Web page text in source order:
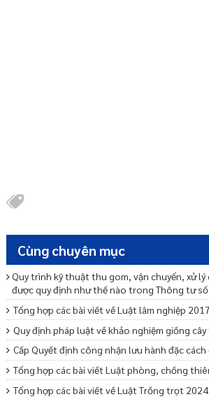
Cùng chuyên mục
Quy trình kỹ thuật thu gom, vận chuyển, xử
được quy định như thế nào trong Thông tư
Tổng hợp các bài viết về Luật lâm nghiệp 2017
Quy định pháp luật về khảo nghiệm giống
Cấp Quyết định công nhận lưu hành đặc
Tổng hợp các bài viết Luật phòng, chống
Tổng hợp các bài viết về Luật Trồng trọt